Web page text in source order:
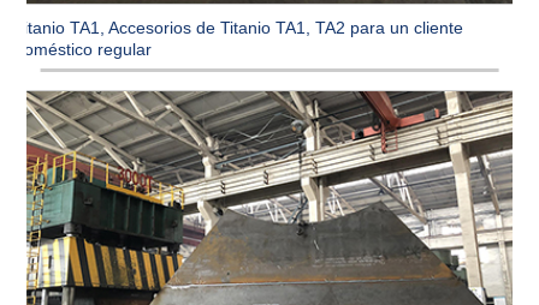
Titanio TA1, Accesorios de Titanio TA1, TA2 para un cliente
doméstico regular